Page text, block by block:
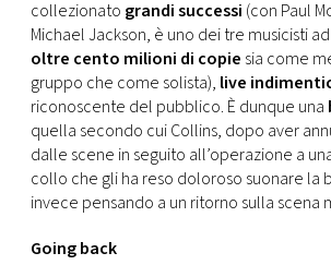
collezionato grandi successi (con Paul
Michael Jackson, è uno dei tre musicisti
oltre cento milioni di copie sia come
gruppo che come solista), live
riconoscente del pubblico. È dunque una
quella secondo cui Collins, dopo aver
dalle scene in seguito all’operazione a
collo che gli ha reso doloroso suonare la
invece pensando a un ritorno sulla scena
Going back